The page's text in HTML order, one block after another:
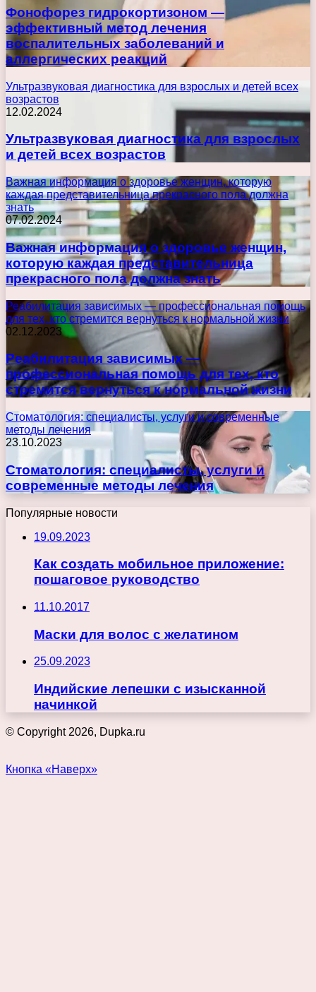
Фонофорез гидрокортизоном —
эффективный метод лечения
воспалительных заболеваний и
аллергических реакций
Ультразвуковая диагностика для взрослых и детей всех
возрастов
12.02.2024
Ультразвуковая диагностика для взрослых
и детей всех возрастов
Важная информация о здоровье женщин, которую
каждая представительница прекрасного пола должна
знать
07.02.2024
Важная информация о здоровье женщин,
которую каждая представительница
прекрасного пола должна знать
Реабилитация зависимых — профессиональная помощь
для тех, кто стремится вернуться к нормальной жизни
02.12.2023
Реабилитация зависимых —
профессиональная помощь для тех, кто
стремится вернуться к нормальной жизни
Стоматология: специалисты, услуги и современные
методы лечения
23.10.2023
Стоматология: специалисты, услуги и
современные методы лечения
Популярные новости
19.09.2023
Как создать мобильное приложение:
пошаговое руководство
11.10.2017
Маски для волос с желатином
25.09.2023
Индийские лепешки с изысканной
начинкой
© Copyright 2026, Dupka.ru
Кнопка «Наверх»